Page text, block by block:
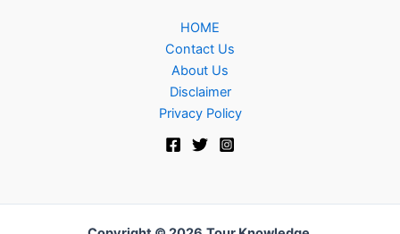
HOME
Contact Us
About Us
Disclaimer
Privacy Policy